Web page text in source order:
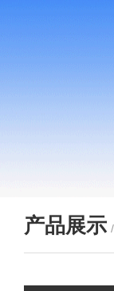
产品展示